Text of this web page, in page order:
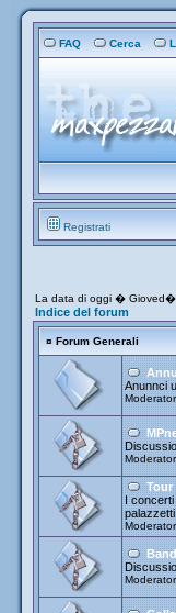
FAQ Cerca
Registrati
La data di oggi � Gioved�
Indice del forum
¤ Forum Generali
Anunnci
Tour
I
palazzetti
Band